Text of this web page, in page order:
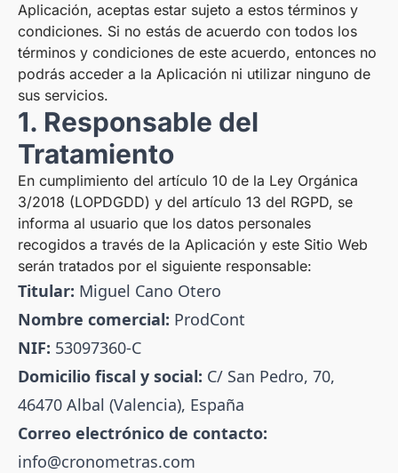
Aplicación, aceptas estar sujeto a estos términos y
condiciones. Si no estás de acuerdo con todos los
términos y condiciones de este acuerdo, entonces no
podrás acceder a la Aplicación ni utilizar ninguno de
sus servicios.
1. Responsable del
Tratamiento
En cumplimiento del artículo 10 de la Ley Orgánica
3/2018 (LOPDGDD) y del artículo 13 del RGPD, se
informa al usuario que los datos personales
recogidos a través de la Aplicación y este Sitio Web
serán tratados por el siguiente responsable:
Titular: Miguel Cano Otero
Nombre comercial: ProdCont
NIF: 53097360-C
Domicilio fiscal y social: C/ San Pedro, 70,
46470 Albal (Valencia), España
Correo electrónico de contacto:
info@cronometras.com